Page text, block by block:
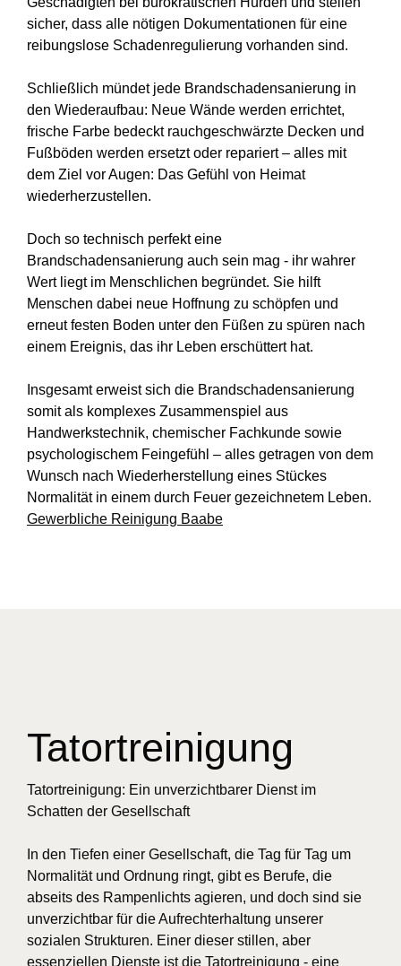
sicher, dass alle nötigen Dokumentationen für eine
reibungslose Schadenregulierung vorhanden sind.
Schließlich mündet jede Brandschadensanierung in
den Wiederaufbau: Neue Wände werden errichtet,
frische Farbe bedeckt rauchgeschwärzte Decken und
Fußböden werden ersetzt oder repariert – alles mit
dem Ziel vor Augen: Das Gefühl von Heimat
wiederherzustellen.
Doch so technisch perfekt eine
Brandschadensanierung auch sein mag - ihr wahrer
Wert liegt im Menschlichen begründet. Sie hilft
Menschen dabei neue Hoffnung zu schöpfen und
erneut festen Boden unter den Füßen zu spüren nach
einem Ereignis, das ihr Leben erschüttert hat.
Insgesamt erweist sich die Brandschadensanierung
somit als komplexes Zusammenspiel aus
Handwerkstechnik, chemischer Fachkunde sowie
psychologischem Feingefühl – alles getragen von dem
Wunsch nach Wiederherstellung eines Stückes
Normalität in einem durch Feuer gezeichnetem Leben.
Gewerbliche Reinigung Baabe
Tatortreinigung
Tatortreinigung: Ein unverzichtbarer Dienst im
Schatten der Gesellschaft
In den Tiefen einer Gesellschaft, die Tag für Tag um
Normalität und Ordnung ringt, gibt es Berufe, die
abseits des Rampenlichts agieren, und doch sind sie
unverzichtbar für die Aufrechterhaltung unserer
sozialen Strukturen. Einer dieser stillen, aber
essenziellen Dienste ist die Tatortreinigung - eine